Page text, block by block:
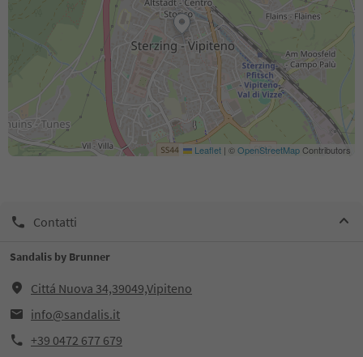
Leaflet | ©OpenStreetMapContributors
Contatti
Sandalis by Brunner
Cittá Nuova 34,39049,Vipiteno
info@sandalis.it
+39 0472 677 679